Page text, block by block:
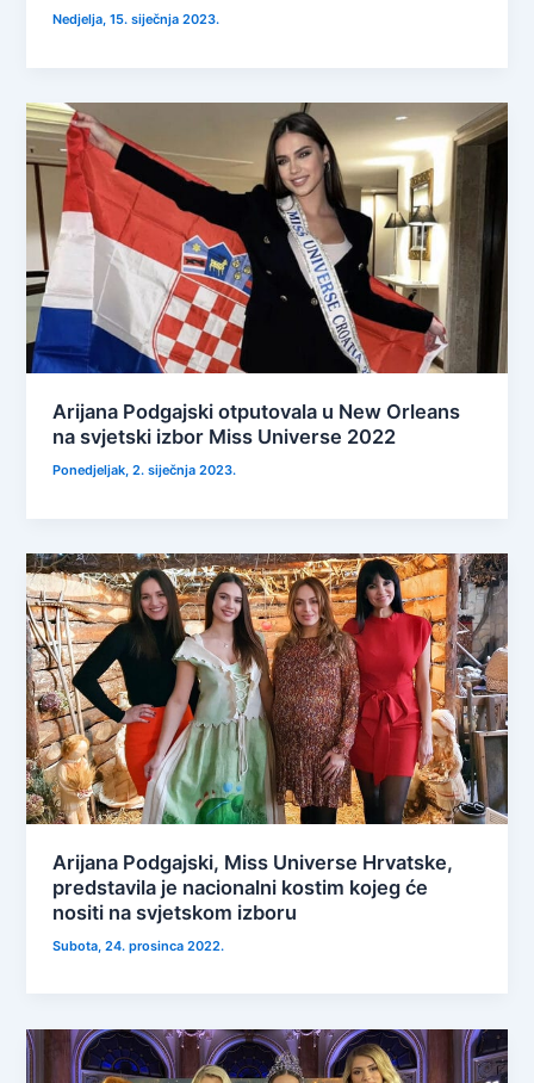
Nedjelja, 15. siječnja 2023.
Arijana Podgajski otputovala u New Orleans
na svjetski izbor Miss Universe 2022
Ponedjeljak, 2. siječnja 2023.
Arijana Podgajski, Miss Universe Hrvatske,
predstavila je nacionalni kostim kojeg će
nositi na svjetskom izboru
Subota, 24. prosinca 2022.